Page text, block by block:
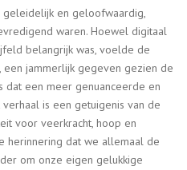
en geloofwaardig,
waren. Hoewel digitaal
belangrijk was, voelde de
een jammerlijk gegeven gezien de
dat een meer genuanceerde en
is een getuigenis van de
voor veerkracht, hoop en
herinnering dat we allemaal de
om onze eigen gelukkige